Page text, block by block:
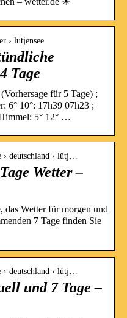
› lutjensee
Tage
für 5 Tage) ;
6° 10°: 17h39 07h23 ;
5° 12° …
deutschland › lütj…
Wetter –
das Wetter für morgen und
7 Tage finden Sie
deutschland › lütj…
und 7 Tage –